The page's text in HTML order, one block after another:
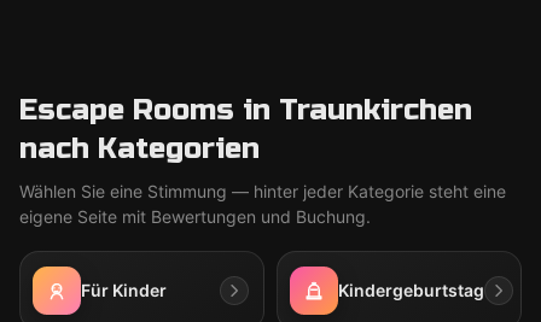
Escape Rooms in Traunkirchen
nach Kategorien
Wählen Sie eine Stimmung — hinter jeder Kategorie steht eine
eigene Seite mit Bewertungen und Buchung.
Für Kinder Kindergeburtstag